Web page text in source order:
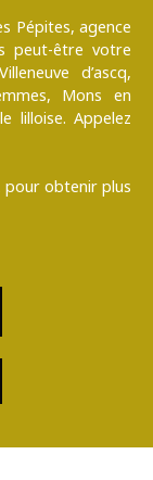
Pépites, agence
peut-être votre
d’ascq,
Mons en
lilloise. Appelez
pour obtenir plus